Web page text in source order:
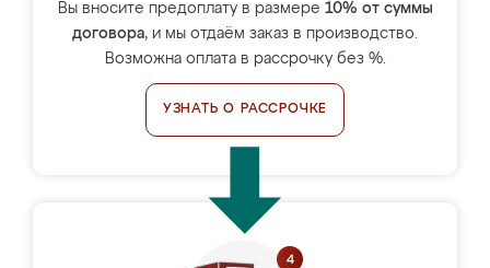
Вы вносите предоплату в размере 10% от суммы
договора, и мы отдаём заказ в производство.
Возможна оплата в рассрочку без %.
УЗНАТЬ О РАССРОЧКЕ